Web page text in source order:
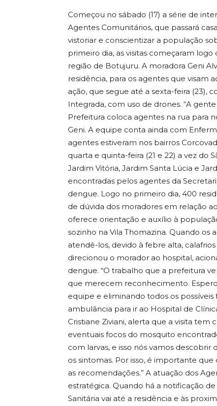
Começou no sábado (17) a série de
Agentes Comunitários, que passará
vistoriar e conscientizar a população
primeiro dia, as visitas começaram
região de Botujuru. A moradora Geni
residência, para os agentes que visam
ação, que segue até a sexta-feira (23),
Integrada, com uso de drones. “A
Prefeitura coloca agentes na rua para
Geni. A equipe conta ainda com
agentes estiveram nos bairros
quarta e quinta-feira (21 e 22) a vez do
Jardim Vitória, Jardim Santa Lúcia e
encontradas pelos agentes da
dengue. Logo no primeiro dia, 400
de dúvida dos moradores em relação
oferece orientação e auxílio à
sozinho na Vila Thomazina. Quando
atendê-los, devido à febre alta,
direcionou o morador ao hospital,
dengue. “O trabalho que a prefeitura
que merecem reconhecimento.
equipe e eliminando todos os
ambulância para ir ao Hospital de
Cristiane Ziviani, alerta que a visita
eventuais focos do mosquito
com larvas, e isso nós vamos
os sintomas. Por isso, é importante
as recomendações.” A atuação dos
estratégica. Quando há a notificação
Sanitária vai até a residência e às